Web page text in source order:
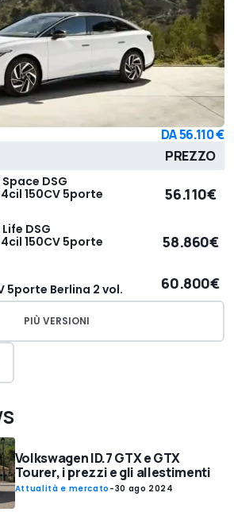
DA56.110 €
PREZZO
DSG
150CV 5porte
56.110€
DSG
150CV 5porte
58.860€
5porte Berlina 2 vol.
60.800€
PIÙ VERSIONI
Volkswagen ID.7 GTX e GTX
Tourer, i prezzi e gli allestimenti
Attualità e mercato -30 ago 2024